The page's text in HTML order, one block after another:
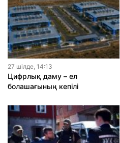
27 шiлде, 14:13
Цифрлық даму – ел
болашағының кепілі